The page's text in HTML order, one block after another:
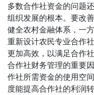
多数合作社资金的问题
组织发展的根本。要改
健全农村金融体系，一
重新设计农民专业合作
更加高效，以满足合作
合作社财务管理的重要
作社所需资金的使用空
度能提高合作社的利润